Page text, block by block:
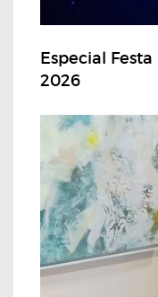
Especial
2026